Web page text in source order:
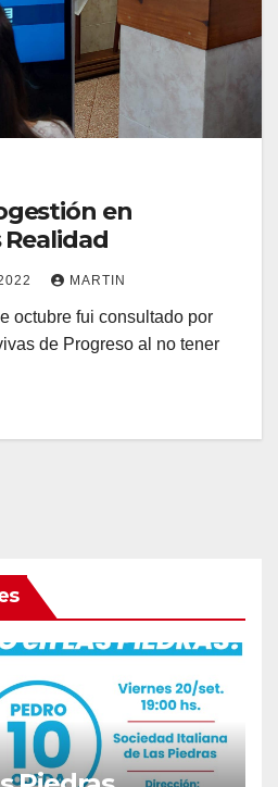
en
Realidad
MARTIN
octubre fui consultado por
de Progreso al no tener